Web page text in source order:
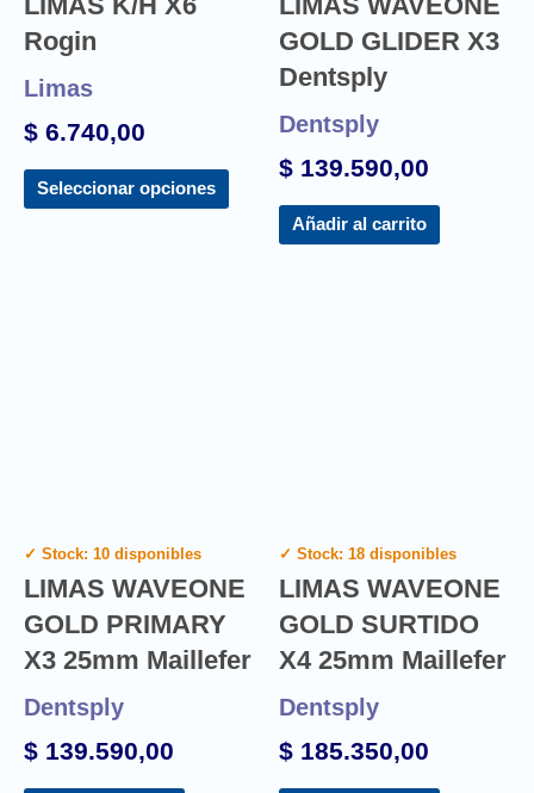
Rogin
Limas
$ 6.740,00
Seleccionar opciones
GOLD GLIDER X3
Dentsply
Dentsply
$ 139.590,00
Añadir al carrito
✓ Stock: 10 disponibles
LIMAS WAVEONE
GOLD PRIMARY
X3 25mm Maillefer
Dentsply
$ 139.590,00
✓ Stock: 18 disponibles
LIMAS WAVEONE
GOLD SURTIDO
X4 25mm Maillefer
Dentsply
$ 185.350,00